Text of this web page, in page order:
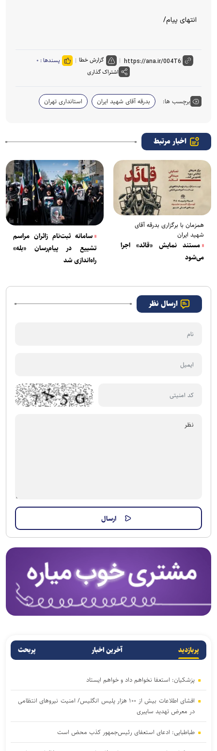
انتهای پیام/
گزارش خطا پسندها : ۰
اشتراک گذاری
برچسب ها: بدرقه آقای شهید ایران استانداری تهران
اخبار مرتبط
همزمان با برگزاری بدرقه آقای
شهید ایران
مستند نمایش «قائد» اجرا
می‌شود
سامانه ثبت‌نام زائران مراسم
تشییع در پیام‌رسان «بله»
راه‌اندازی شد
ارسال نظر
پربازدید آخرین اخبار پربحث
پزشکیان: استعفا نخواهم داد و خواهم ایستاد
افشای اطلاعات بیش از ۱۰۰ هزار پلیس انگلیس/ امنیت نیروهای انتظامی
در معرض تهدید سایبری
طباطبایی: ادعای استعفای رئیس‌جمهور کذب محض است